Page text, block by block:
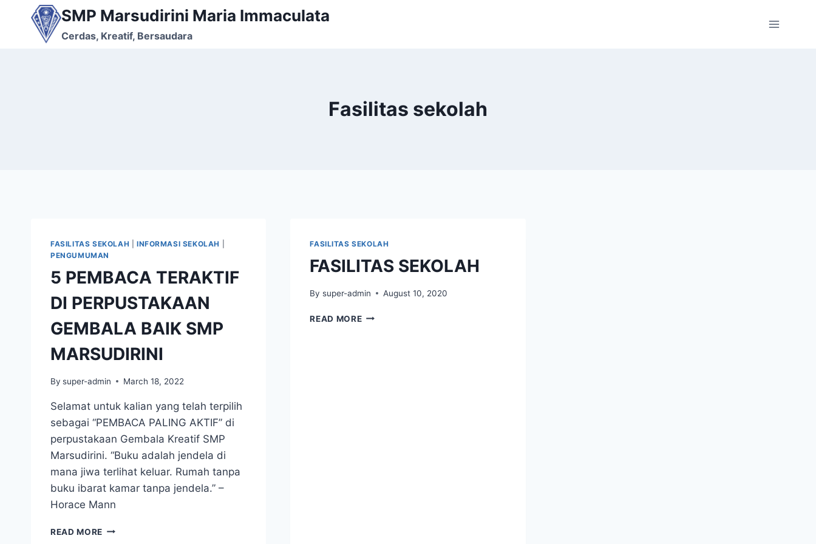
SMP Marsudirini Maria Immaculata
Cerdas, Kreatif, Bersaudara
Fasilitas sekolah
FASILITAS SEKOLAH INFORMASI SEKOLAH
PENGUMUMAN
5 PEMBACA TERAKTIF
DI PERPUSTAKAAN
GEMBALA BAIK SMP
MARSUDIRINI
By super-admin March 18, 2022
Selamat untuk kalian yang telah terpilih
sebagai “PEMBACA PALING AKTIF” di
perpustakaan Gembala Kreatif SMP
Marsudirini. “Buku adalah jendela di
mana jiwa terlihat keluar. Rumah tanpa
buku ibarat kamar tanpa jendela.” –
Horace Mann
READ MORE 5
FASILITAS SEKOLAH
FASILITAS SEKOLAH
By super-admin August 10, 2020
READ MOREFASILITAS